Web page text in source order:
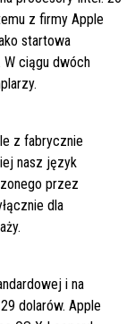
z firmy Apple
startowa
W ciągu dwóch
z fabrycznie
nasz język
przez
dla
i na
dolarów. Apple